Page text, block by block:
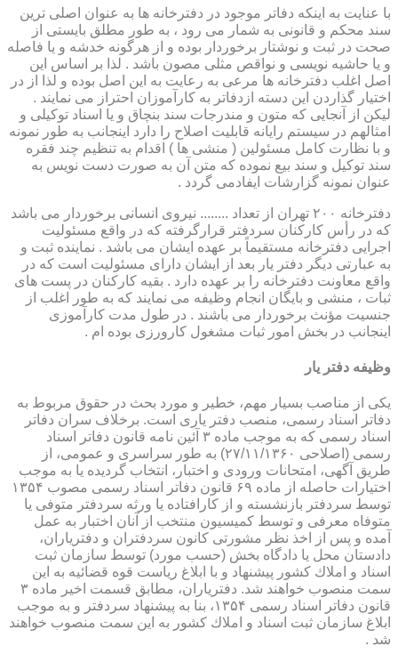
با عنایت به اینکه دفاتر موجود در دفترخانه ها به عنوان اصلی ترین
سند محکم و قانونی به شمار می رود ، به طور مطلق بایستی از
صحت در ثبت و نوشتار برخوردار بوده و از هرگونه خدشه و یا فاصله
و یا حاشیه نویسی و نواقص مثلی مصون باشد . لذا بر اساس این
اصل اغلب دفترخانه ها مرعی به رعایت به این اصل بوده و لذا از در
اختیار گذاردن این دسته ازدفاتر به کارآموزان احتراز می نمایند .
لیکن از آنجایی که متون و مندرجات سند بنچاق و یا اسناد توکیلی و
امثالهم در سیستم رایانه قابلیت اصلاح را دارد اینجانب به طور نمونه
و با نظارت کامل مسئولین ( منشی ها ) اقدام به تنظیم چند فقره
سند توکیل و سند بیع نموده که متن آن به صورت دست نویس به
عنوان نمونه گزارشات ایفادمی گردد .
دفترخانه ۲۰۰ تهران از تعداد ........ نیروی انسانی برخوردار می باشد
که در رأس کارکنان سردفتر قرارگرفته که در واقع مسئولیت
اجرایی دفترخانه مستقیماً بر عهده ایشان می باشد . نماینده ثبت و
به عبارتی دیگر دفتر یار بعد از ایشان دارای مسئولیت است که در
واقع معاونت دفترخانه را بر عهده دارد . بقیه کارکنان در پست های
ثبات ، منشی و بایگان انجام وظیفه می نمایند که به طور اغلب از
جنسیت مؤنث برخوردار می باشند . در طول مدت کارآموزی
اینجانب در بخش امور ثبات مشغول کارورزی بوده ام .
وظیفه دفتر یار
یكی از مناصب بسیار مهم، خطیر و مورد بحث در حقوق مربوط به
دفاتر اسناد رسمی، منصب دفتر یاری است. برخلاف سران دفاتر
اسناد رسمی كه به موجب ماده ۳ آئین نامه قانون دفاتر اسناد
رسمی (اصلاحی ۲۷/۱۱/۱۳۶۰) به طور سراسری و عمومی، از
طریق آگهی، امتحانات ورودی و اختبار، انتخاب گردیده یا به موجب
اختیارات حاصله از ماده ۶۹ قانون دفاتر اسناد رسمی مصوب ۱۳۵۴
توسط سردفتر بازنشسته و از كارافتاده یا ورثه سردفتر متوفی یا
متوفاه معرفی و توسط كمیسیون منتخب از آنان اختبار به عمل
آمده و پس از اخذ نظر مشورتی كانون سردفتران و دفتریاران،
دادستان محل یا دادگاه بخش (حسب مورد) توسط سازمان ثبت
اسناد و املاك كشور پیشنهاد و با ابلاغ ریاست قوه قضائیه به این
سمت منصوب خواهند شد. دفتریاران، مطابق قسمت اخیر ماده ۳
قانون دفاتر اسناد رسمی ۱۳۵۴، بنا به پیشنهاد سردفتر و به موجب
ابلاغ سازمان ثبت اسناد و املاك كشور به این سمت منصوب خواهند
شد .